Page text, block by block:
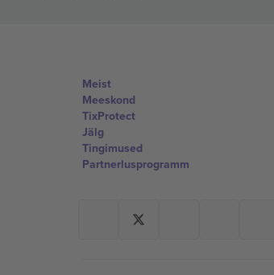
Meist
Meeskond
TixProtect
Jälg
Tingimused
Partnerlusprogramm